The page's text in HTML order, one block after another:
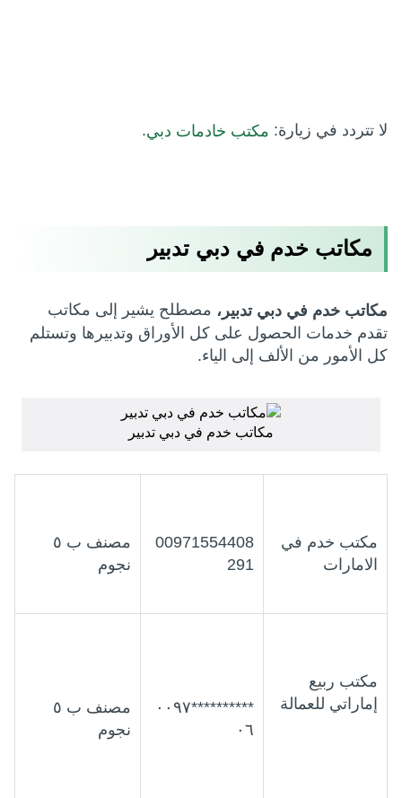
لا تتردد في زيارة: مكتب خادمات دبي.
مكاتب خدم في دبي تدبير
مكاتب خدم في دبي تدبير، مصطلح يشير إلى مكاتب
تقدم خدمات الحصول على كل الأوراق وتدبيرها وتستلم
كل الأمور من الألف إلى الياء.
مكاتب خدم في دبي تدبير
مكتب خدم في
الامارات
00971554408
291
مصنف ب ٥
نجوم
مكتب ربيع
إماراتي للعمالة
**********٠٠٩٧
٠٦
مصنف ب ٥
نجوم